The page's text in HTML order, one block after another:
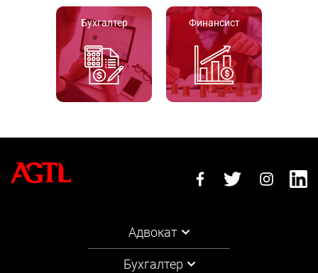
Бухгалтер Финансист
Адвокат
Бухгалтер